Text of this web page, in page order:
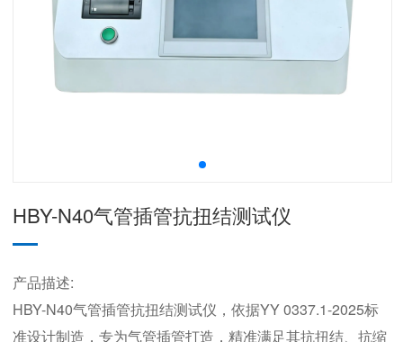
HBY-N40气管插管抗扭结测试仪
产品描述:
HBY-N40气管插管抗扭结测试仪，依据YY 0337.1-2025标
准设计制造，专为气管插管打造，精准满足其抗扭结、抗缩